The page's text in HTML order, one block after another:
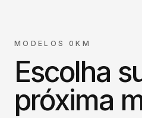
MODELOS 0KM
Escolha
próxima